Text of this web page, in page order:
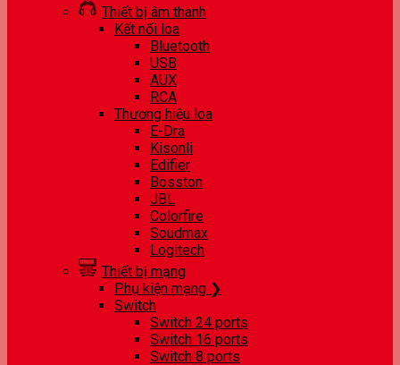
Thiết bị âm thanh
Kết nối loa
Bluetooth
USB
AUX
RCA
Thương hiệu loa
E-Dra
Kisonli
Edifier
Bosston
JBL
Colorfire
Soudmax
Logitech
Thiết bị mạng
Phụ kiện mạng ❯
Switch
Switch 24 ports
Switch 16 ports
Switch 8 ports